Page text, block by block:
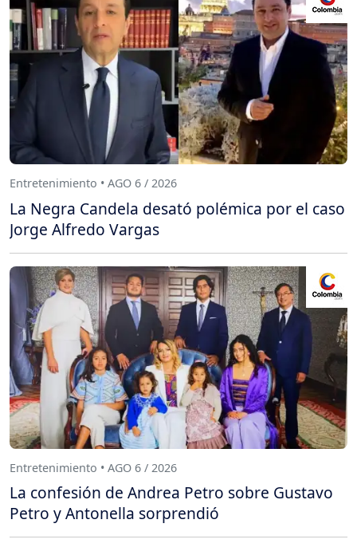
Entretenimiento • AGO 6 / 2026
La Negra Candela desató polémica por el caso
Jorge Alfredo Vargas
Entretenimiento • AGO 6 / 2026
La confesión de Andrea Petro sobre Gustavo
Petro y Antonella sorprendió